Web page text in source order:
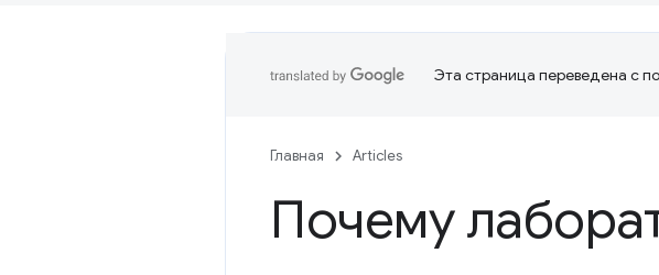
Эта страница переведена с
Главная Articles
Почему